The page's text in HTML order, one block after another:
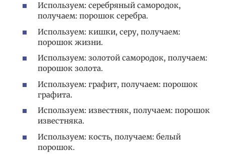
Используем: серебряный самородок,
получаем: порошок серебра.
Используем: кишки, серу, получаем:
порошок жизни.
Используем: золотой самородок, получаем:
порошок золота.
Используем: графит, получаем: порошок
графита.
Используем: известняк, получаем: порошок
известняка.
Используем: кость, получаем: белый
порошок.